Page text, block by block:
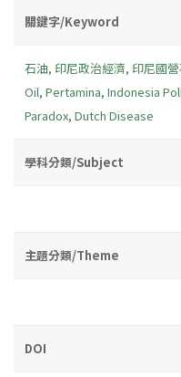
關鍵字/Keyword
石油, 印尼政治經濟, 印尼國
Oil, Pertamina, Indonesia
Paradox, Dutch Disease
學科分類/Subject
主題分類/Theme
DOI